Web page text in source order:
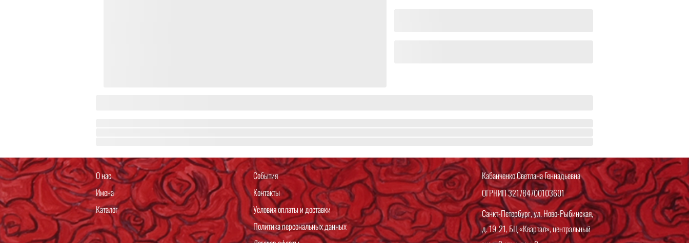
О нас
Имена
Каталог
События
Контакты
Условия оплаты и доставки
Политика персональных данных
Кабанченко Светлана Геннадьевна
ОГРНИП 321784700103601
Санкт-Петербург, ул. Ново-Рыбинская,
д. 19-21, БЦ «Квартал», центральный